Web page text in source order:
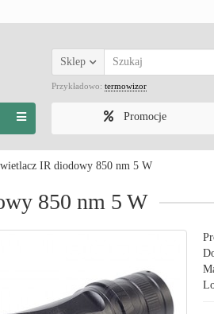
Sklep
Przykładowo: termowizor
Promocje
IR diodowy 850 nm 5 W
850 nm 5 W